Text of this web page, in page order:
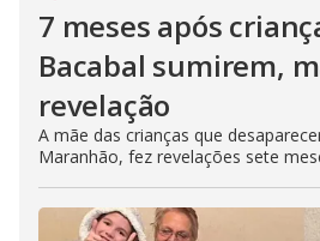
7 meses após
Bacabal sumirem,
revelação
A mãe das crianças que
Maranhão, fez revelações sete